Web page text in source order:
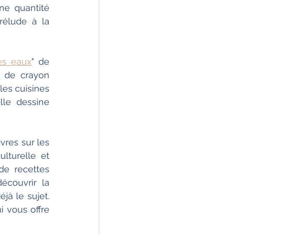
quantité
à la
eaux" de
de crayon
cuisines
dessine
sur les
et
recettes
la
vous offre